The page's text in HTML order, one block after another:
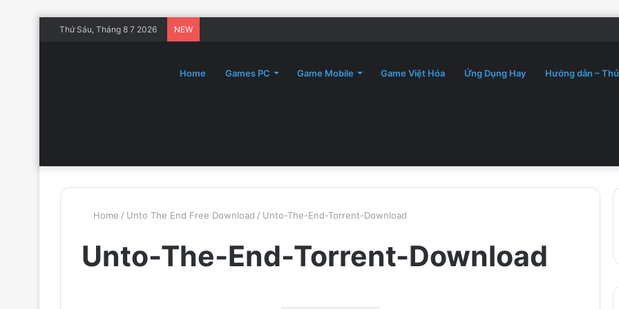
Thứ Sáu, Tháng 8 7 2026 NEW
Home Games PC Game Mobile Game Việt Hóa Ứng Dụng Hay Hướng dẫn –
Home / Unto The End Free Download / Unto-The-End-Torrent-Download
Unto-The-End-Torrent-Download